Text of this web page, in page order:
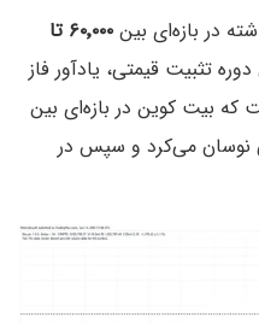
در بازه‌ای بین
۶۰٬۰۰۰ تا
تثبیت قیمتی، یادآور فاز
نوسان می‌کرد و سپس در